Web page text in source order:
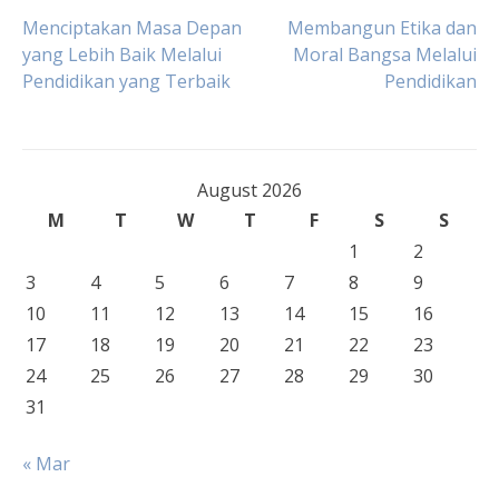
Post
navigation
Menciptakan Masa Depan
yang Lebih Baik Melalui
Pendidikan yang Terbaik
Membangun Etika dan
Moral Bangsa Melalui
Pendidikan
August 2026
M
T W T F S
S
1
2
3
4 5 6 7 8
9
10
11 12 13 14 15
16
17
18 19 20 21 22
23
24
25 26 27 28 29
30
31
« Mar